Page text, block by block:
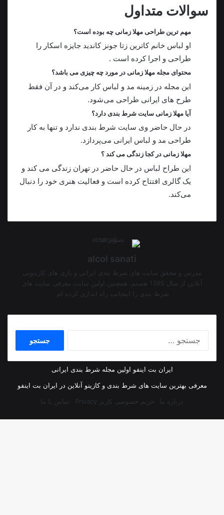
سوالات متداول
مهم ترین طراحی مهلا زمانی چه بوده است؟
او لباس خانم کاترین زتا جونز کاندید جایزه اسکار را
طراحی و اجرا کرده است .
محتوای مجله مهلا زمانی در مورد چه چیزی می باشد؟
این مجله در زمینه مد و لباس کار می‌کند و در آن فقط
طرح های ایرانی طراحی می‌شود.
آیا مهلا زمانی سایت شرط بندی دارد؟
در حال حاضر وی سایت‌ شرط بندی ندارد و تنها به کار
طراحی مد و لباس ایرانی می‌پردازد.
مهلا زمانی در کجا زندگی می کند ؟
این طراح لباس در حال حاضر در تهران زندگی می کند و
یک گالری افتتاح کرده است و فعالیت هنری خود را دنبال
می‌کند.
alcol sanati
مدرس و محقق سایت های شرط بندی ایرانی و بازی های کازینویی
آنلاین از سال 1395 هستم. همچنین اولین سایت معرفی سایت های
شرط بندی را اینجانب راه اندازی کرده ام.
ایران بت اینفو اولین مجله شرط بندی ایرانی
معرفی بهترین سایت های شرط بندی و کازینو آنلاین در ایران بت اینفو
درباره ما
حریم خصوصی کاربر Privacy تماس با ما